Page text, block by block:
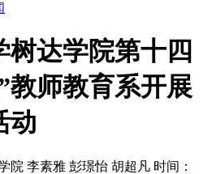
达学院第十四
教师教育系开展
动
院 李素雅 彭璟怡 胡超凡 时间：